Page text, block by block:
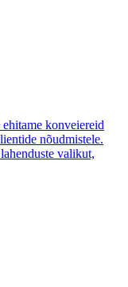
konveiereid
nõudmistele.
valikut,